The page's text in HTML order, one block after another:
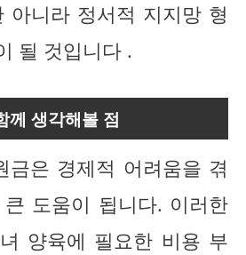
아니라 정서적 지지망 형
될 것입니다 .
께 생각해볼 점
금은 경제적 어려움을 겪
도움이 됩니다. 이러한
양육에 필요한 비용 부